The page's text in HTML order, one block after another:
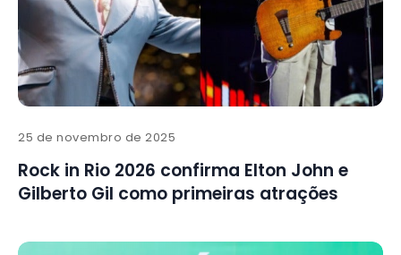
25 de novembro de 2025
Rock in Rio 2026 confirma Elton John e
Gilberto Gil como primeiras atrações